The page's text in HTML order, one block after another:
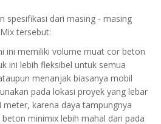
spesifikasi dari masing - masing
tersebut:
ini memiliki volume muat cor beton
ini lebih fleksibel untuk semua
menanjak biasanya mobil
pada lokasi proyek yang lebar
meter, karena daya tampungnya
minimix lebih mahal dari pada